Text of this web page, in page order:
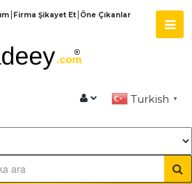
Firma Şikayet Et Öne Çıkanlar
Turkish ▼